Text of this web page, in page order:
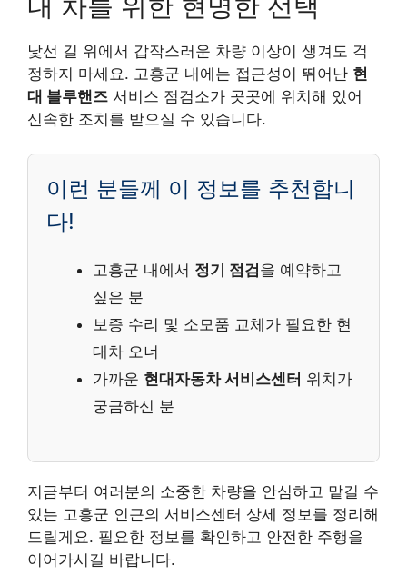
낯선 길 위에서 갑작스러운 차량 이상이 생겨도 걱
정하지 마세요. 고흥군 내에는 접근성이 뛰어난 현
대 블루핸즈 서비스 점검소가 곳곳에 위치해 있어
신속한 조치를 받으실 수 있습니다.
이런 분들께 이 정보를 추천합니
다!
고흥군 내에서 정기 점검 을 예약하고
싶은 분
보증 수리 및 소모품 교체가 필요한 현
대차 오너
가까운 현대자동차 서비스센터 위치가
궁금하신 분
지금부터 여러분의 소중한 차량을 안심하고 맡길 수
있는 고흥군 인근의 서비스센터 상세 정보를 정리해
드릴게요. 필요한 정보를 확인하고 안전한 주행을
이어가시길 바랍니다.